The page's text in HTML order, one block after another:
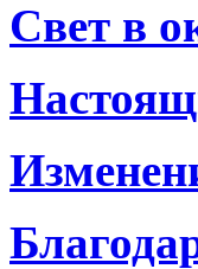
Свет в